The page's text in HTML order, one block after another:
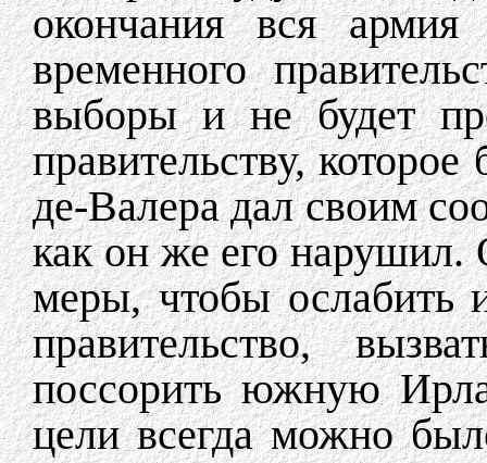
окончания вся армия
временного
выборы и не будет
правительству,
де-Валера дал своим
как он же его нарушил.
меры, чтобы ослабить
правительство,
поссорить южную
цели всегда можно